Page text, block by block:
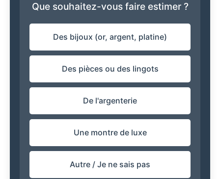
Que souhaitez-vous faire estimer ?
Des bijoux (or, argent, platine)
Des pièces ou des lingots
De l'argenterie
Une montre de luxe
Autre / Je ne sais pas